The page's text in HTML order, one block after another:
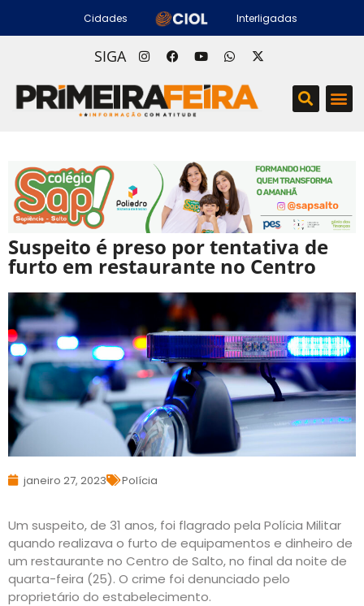
Cidades Interligadas
SIGA
Suspeito é preso por tentativa de
furto em restaurante no Centro
janeiro 27, 2023 Polícia
Um suspeito, de 31 anos, foi flagrado pela Polícia Militar
quando realizava o furto de equipamentos e dinheiro de
um restaurante no Centro de Salto, no final da noite de
quarta-feira (25). O crime foi denunciado pelo
proprietário do estabelecimento.